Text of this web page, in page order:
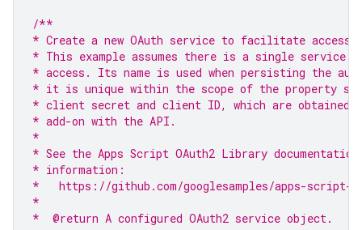
/**
* Create a new OAuth service to facilitate
* This example assumes there is a single service
* access. Its name is used when persisting the
* it is unique within the scope of the property
* client secret and client ID, which are obtained
* add-on with the API.
*
* See the Apps Script OAuth2 Library
* information:
*   https://github.com/googlesamples/apps-script-
*
*  @return A configured OAuth2 service object.